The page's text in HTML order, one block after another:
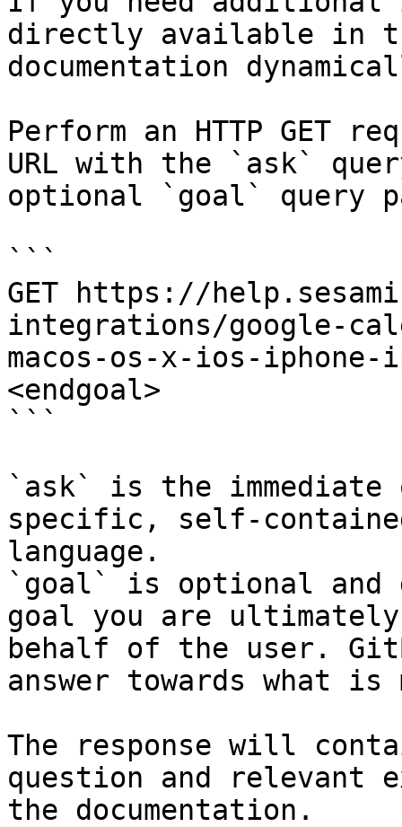
directly available in
documentation
Perform an HTTP GET
URL with the `ask`
optional `goal` query
```
GET https://
integrations/google-
macos-os-x-ios-iphone-
<endgoal>
```
`ask` is the
specific, self-
language.
`goal` is optional and
goal you are
behalf of the user.
answer towards what
The response will
question and relevant
the documentation.